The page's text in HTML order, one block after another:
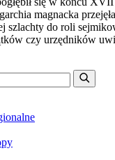
magnacka
szlachty do roli
czy urzędników